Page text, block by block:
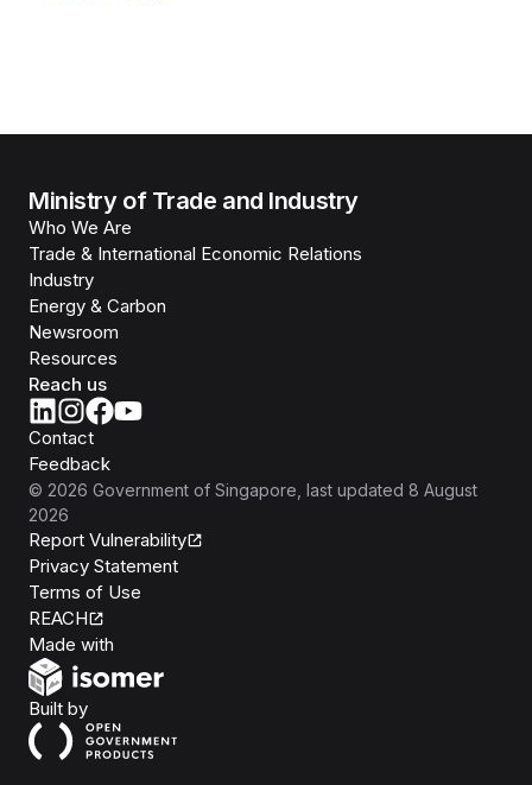
Ministry of Trade and Industry
Who We Are
Trade & International Economic Relations
Industry
Energy & Carbon
Newsroom
Resources
Reach us
Contact
Feedback
© 2026 Government of Singapore , last updated 8 August
2026
Report Vulnerability
Privacy Statement
Terms of Use
REACH
Made with
Built byOpen Government Products